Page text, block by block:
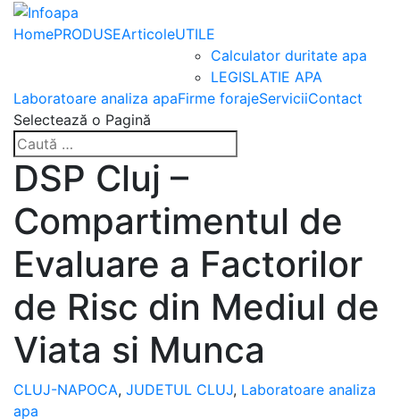
HomePRODUSEArticoleUTILE
Calculator duritate apa
LEGISLATIE APA
Laboratoare analiza apaFirme forajeServiciiContact
Selectează o Pagină
DSP Cluj –
Compartimentul de
Evaluare a Factorilor
de Risc din Mediul de
Viata si Munca
CLUJ-NAPOCA, JUDETUL CLUJ, Laboratoare analiza
apa